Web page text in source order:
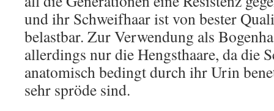
und ihr Schweifhaar ist von bester
belastbar. Zur Verwendung als
allerdings nur die Hengsthaare, da die
anatomisch bedingt durch ihr Urin
sehr spröde sind.